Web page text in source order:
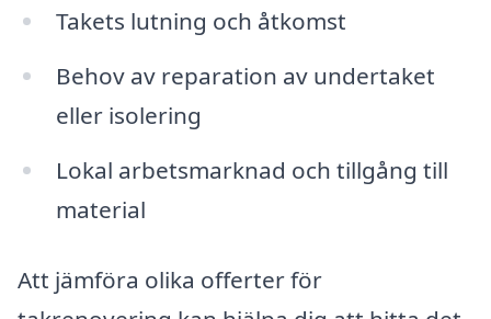
Takets lutning och åtkomst
Behov av reparation av undertaket
eller isolering
Lokal arbetsmarknad och tillgång till
material
Att jämföra olika offerter för